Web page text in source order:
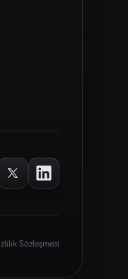
TwitterLinkedIn
Sözleşmesi